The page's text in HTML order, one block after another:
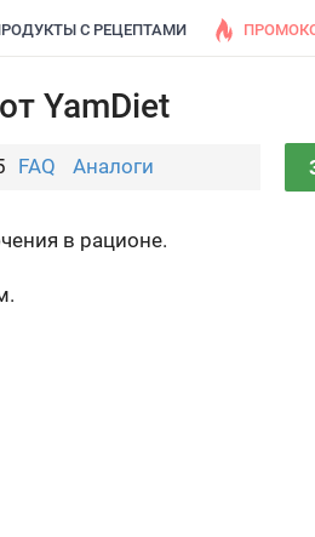
С РЕЦЕПТАМИ
YamDiet
FAQ Аналоги
в рационе.